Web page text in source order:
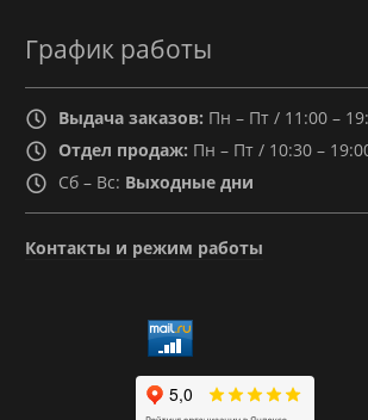
График работы
Выдача заказов: Пн – Пт / 11:00 –
Отдел продаж: Пн – Пт / 10:30 –
Сб – Вс: Выходные дни
Контакты и режим работы